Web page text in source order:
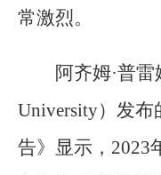
常激烈。
阿齐姆·普
University）发布
告》显示，2023